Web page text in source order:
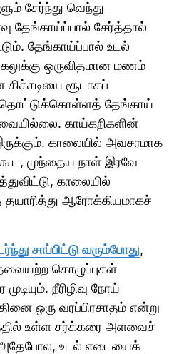
சேர்ந்து வெந்து
தேங்காய்ப்பால் சேர்த்தால்
தேங்காய்ப்பால் உடல்
ஒருவிதமான மணம்
சூடாகப்
தொட்டுக்கொள்ளத் தேங்காய்
காய்கறிகளின்
காலையில் அவசரமாக
முந்தைய நாள் இரவே
காலையில்
ஆரோக்கியமாகச்
சாப்பிட்டு வரும்போது,
கொழுப்புகள்
நீரிழிவு நோய்
ஒரு வரப்பிரசாதம் என்று
உள்ள சர்க்கரை அளவைச்
அதேபோல, உடல் எடையைக்